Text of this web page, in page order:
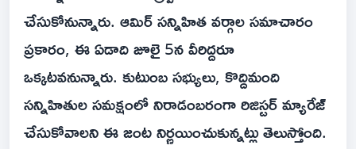
చేసుకోనున్నారు. ఆమిర్ సన్నిహిత వర్గాల సమాచారం
ప్రకారం, ఈ ఏడాది జూలై 5న వీరిద్దరూ
ఒక్కటవనున్నారు. కుటుంబ సభ్యులు, కొద్దిమంది
సన్నిహితుల సమక్షంలో నిరాడంబరంగా రిజిస్టర్ మ్యారేజ్
చేసుకోవాలని ఈ జంట నిర్ణయించుకున్నట్లు తెలుస్తోంది.